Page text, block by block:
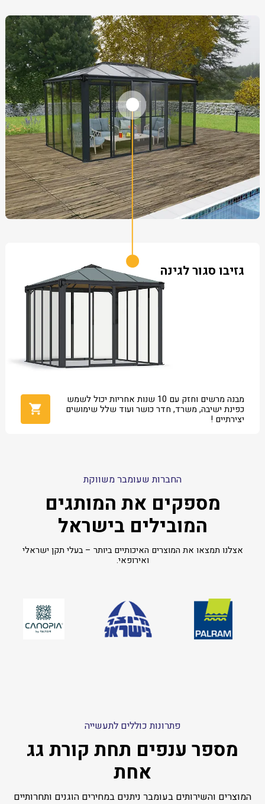
גזיבו סגור לגינה
מבנה מרשים וחזק עם 10 שנות אחריות יכול לשמש
כפינת ישיבה, משרד, חדר כושר ועוד שלל שימושים
יצירתיים !
החברות שעומבר משווקת
מספקים את המותגים
המובילים בישראל
אצלנו תמצאו את המוצרים האיכותיים ביותר – בעלי תקן ישראלי
ואירופאי.
פתרונות כוללים לתעשייה
מספר ענפים תחת קורת גג
אחת
המוצרים והשירותים בעומבר ניתנים במחירים הוגנים ותחרותיים